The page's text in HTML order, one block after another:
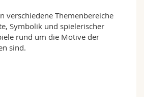
verschiedene Themenbereiche
Symbolik und spielerischer
rund um die Motive der
sind.